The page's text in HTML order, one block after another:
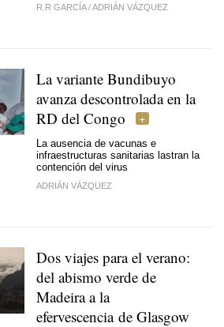
R.R GARCÍA/ADRIÁN VÁZQUEZ
La variante Bundibuyo
avanza descontrolada en la
RD del Congo
La ausencia de vacunas e
infraestructuras sanitarias lastran la
contención del virus
ADRIÁN VÁZQUEZ
Dos viajes para el verano:
del abismo verde de
Madeira a la
efervescencia de Glasgow